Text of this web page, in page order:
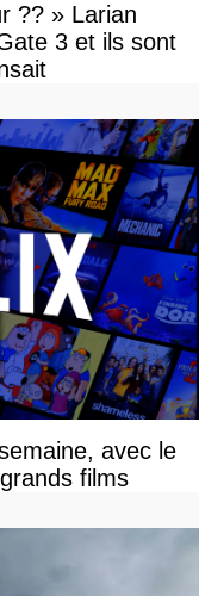
?? » Larian
3 et ils sont
avec le
films